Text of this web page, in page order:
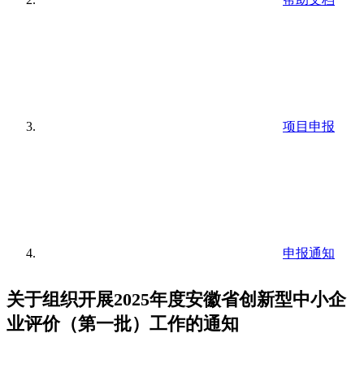
项目申报
申报通知
关于组织开展2025年度安徽省创新型中小企
业评价（第一批）工作的通知